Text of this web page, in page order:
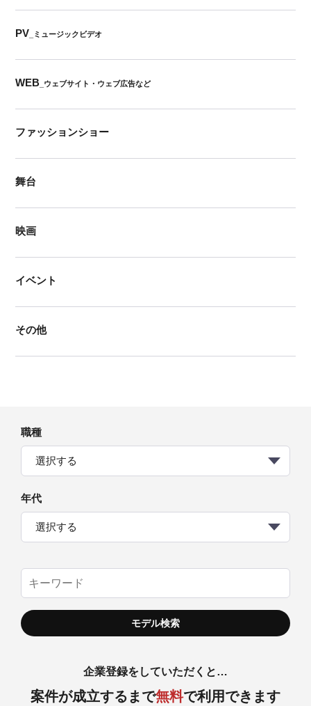
PV _ミュージックビデオ
WEB _ウェブサイト・ウェブ広告など
ファッションショー
舞台
映画
イベント
その他
職種
選択する
年代
選択する
企業登録をしていただくと…
案件が成立するまで無料で利用できます